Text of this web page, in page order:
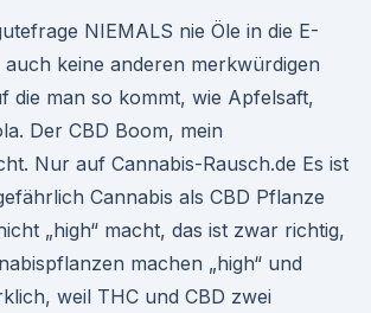
NIEMALS nie Öle in die E-
keine anderen merkwürdigen
die man so kommt, wie Apfelsaft,
Der CBD Boom, mein
Nur auf Cannabis-Rausch.de Es ist
Cannabis als CBD Pflanze
„high“ macht, das ist zwar richtig,
machen „high“ und
weil THC und CBD zwei